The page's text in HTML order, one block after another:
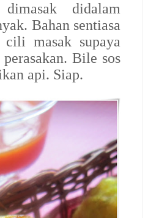
didalam
Bahan sentiasa
cili masak supaya
Bile sos
api. Siap.